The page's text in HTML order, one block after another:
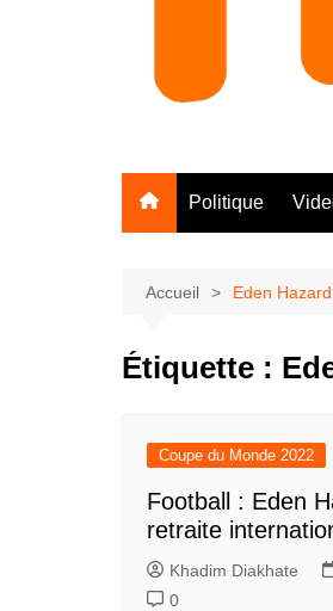
Politique
Accueil Eden Hazard
Étiquette :
Coupe du Monde 2022
Football : Eden
retraite
Khadim Diakhate
0